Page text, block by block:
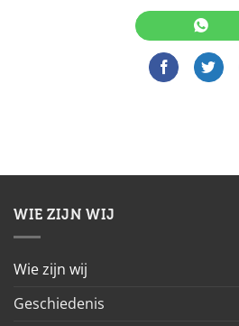
WIE ZIJN WIJ
Wie zijn wij
Geschiedenis